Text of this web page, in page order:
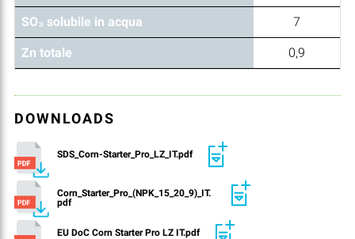
SO₃ solubile in acqua 7
Zn totale 0,9
DOWNLOADS
SDS_Corn-Starter_Pro_LZ_IT.pdf
Corn_Starter_Pro_(NPK_15_20_9)_IT.
pdf
EU DoC Corn Starter Pro LZ IT.pdf